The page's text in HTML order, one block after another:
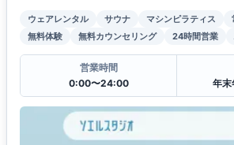
ウェアレンタル サウナ マシンピラティス
無料体験
無料カウンセリング 24時間営業
営業時間
0:00〜24:00
年末